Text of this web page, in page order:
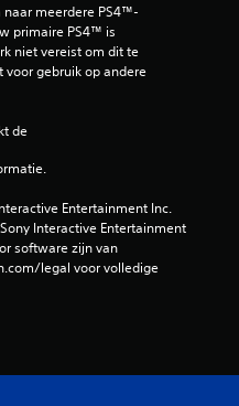
meerdere PS4™-
primaire PS4™ is
niet vereist om dit te
gebruik op andere
de
Entertainment Inc.
Interactive Entertainment
software zijn van
legal voor volledige